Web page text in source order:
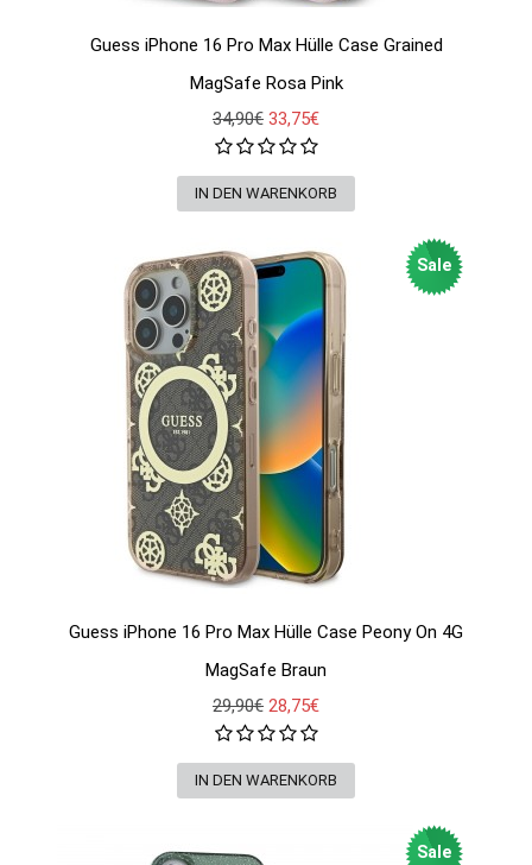
Guess iPhone 16 Pro Max Hülle Case Grained
MagSafe Rosa Pink
34,90€ 33,75€
Sale
Guess iPhone 16 Pro Max Hülle Case Peony On 4G
MagSafe Braun
29,90€ 28,75€
Sale